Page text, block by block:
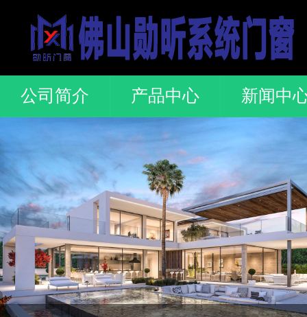
公司简介 产品中心 新闻中